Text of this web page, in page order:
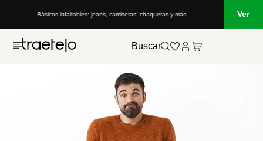
Básicos infaltables: jeans, camisetas, chaquetas y más Ver
Buscar